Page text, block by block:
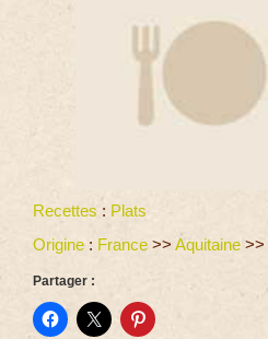
Recettes : Plats
Origine : France >> Aquitaine >>
Partager :